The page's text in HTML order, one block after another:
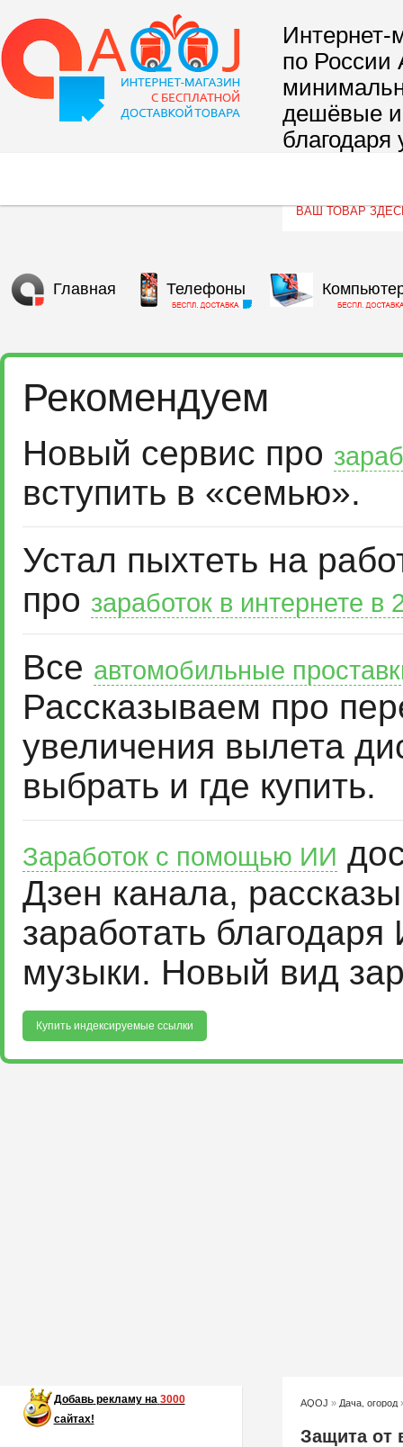
Интернет-
по России
дешёвые и
благодаря
Главная Телефоны
Рекомендуем
Новый сервис про
вступить в «семью».
Устал пыхтеть на
про заработок в интернете в
Все автомобильные
Рассказываем про
увеличения вылета
выбрать и где купить.
Заработок с помощью ИИ
Дзен канала,
заработать
музыки. Новый вид
Купить индексируемые ссылки
Добавь рекламу на 3000
сайтах!
AQOJ » Дача, огород
Защита от